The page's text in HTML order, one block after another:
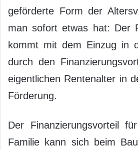
geförderte Form der
man sofort etwas hat: Der
kommt mit dem Einzug in
durch den
eigentlichen Rentenalter in
Förderung.
Der Finanzierungsvorteil
Familie kann sich beim